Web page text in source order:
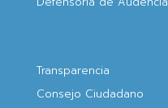
Transparencia
Consejo Ciudadano